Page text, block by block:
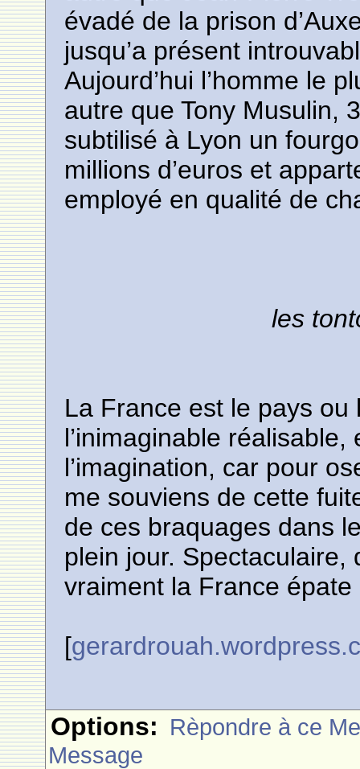
évadé de la prison
jusqu’a présent
Aujourd’hui l’homme le
autre que Tony Musulin,
subtilisé à Lyon un
millions d’euros et
employé en qualité de
les
La France est le pays ou
l’inimaginable réalisable,
l’imagination, car pour
me souviens de cette
de ces braquages dans
plein jour. Spectaculaire,
vraiment la France
[
Options: Rèpondre à ce
Message